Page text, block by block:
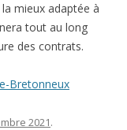
mieux adaptée à
tout au long
des contrats.
Bretonneux
2021.